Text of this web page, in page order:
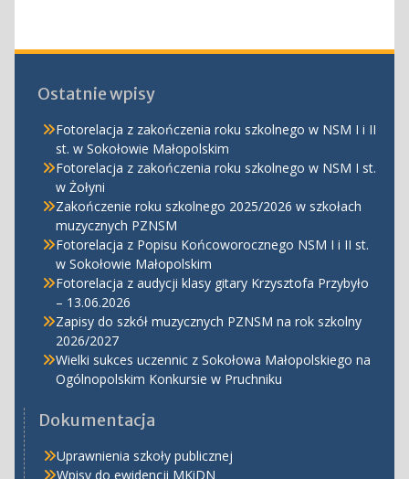
Ostatnie wpisy
Fotorelacja z zakończenia roku szkolnego w NSM I i II
st. w Sokołowie Małopolskim
Fotorelacja z zakończenia roku szkolnego w NSM I st.
w Żołyni
Zakończenie roku szkolnego 2025/2026 w szkołach
muzycznych PZNSM
Fotorelacja z Popisu Końcoworocznego NSM I i II st.
w Sokołowie Małopolskim
Fotorelacja z audycji klasy gitary Krzysztofa Przybyło
– 13.06.2026
Zapisy do szkół muzycznych PZNSM na rok szkolny
2026/2027
Wielki sukces uczennic z Sokołowa Małopolskiego na
Ogólnopolskim Konkursie w Pruchniku
Dokumentacja
Uprawnienia szkoły publicznej
Wpisy do ewidencji MKiDN